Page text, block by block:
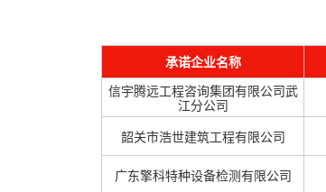
承诺企业名称
信宇腾远工程咨询集团有限公司武
江分公司
韶关市浩世建筑工程有限公司
广东擎科特种设备检测有限公司